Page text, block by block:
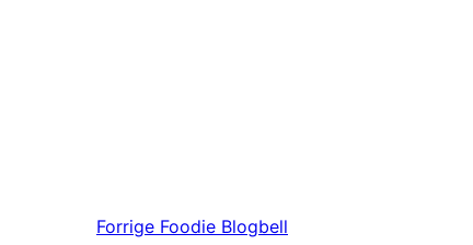
Forrige Foodie Blogbell